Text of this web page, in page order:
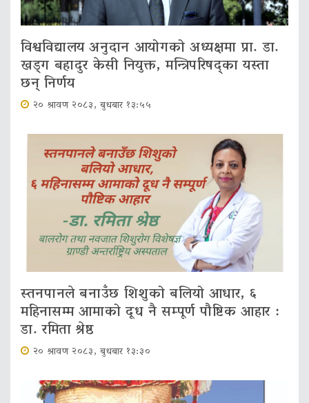
विश्वविद्यालय अनुदान आयोगको अध्यक्षमा प्रा. डा.
खड्ग बहादुर केसी नियुक्त, मन्त्रिपरिषद्का यस्ता
छन् निर्णय
२० श्रावण २०८३, बुधबार १३:५५
स्तनपानले बनाउँछ शिशुको बलियो आधार, ६
महिनासम्म आमाको दूध नै सम्पूर्ण पौष्टिक आहार :
डा. रमिता श्रेष्ठ
२० श्रावण २०८३, बुधबार १३:३०